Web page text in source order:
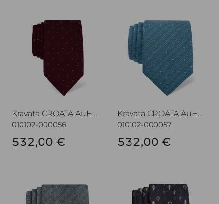
Kravata CROATA AuHRum
010102-000056
532,00 €
Kravata CROATA AuHRum
010102-000057
532,00 €